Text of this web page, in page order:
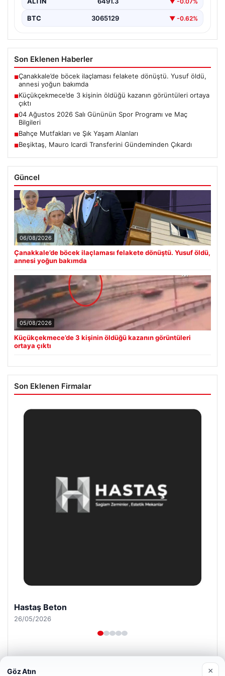
BTC 3065129 ▼ -0.62%
Son Eklenen Haberler
■Çanakkale’de böcek ilaçlaması felakete dönüştü. Yusuf öldü,
annesi yoğun bakımda
■Küçükçekmece’de 3 kişinin öldüğü kazanın görüntüleri ortaya
çıktı
■04 Ağustos 2026 Salı Gününün Spor Programı ve Maç
Bilgileri
■Bahçe Mutfakları ve Şık Yaşam Alanları
■Beşiktaş, Mauro Icardi Transferini Gündeminden Çıkardı
Güncel
06/08/2026
Çanakkale’de böcek ilaçlaması felakete dönüştü. Yusuf öldü,
annesi yoğun bakımda
05/08/2026
Küçükçekmece’de 3 kişinin öldüğü kazanın görüntüleri
ortaya çıktı
Son Eklenen Firmalar
Prenses Night Club
29/04/2026
Göz Atın ×